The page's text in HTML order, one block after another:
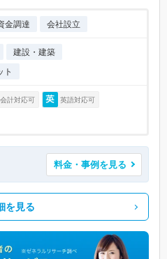
金調達 会社設立
建設・建築
ト
計対応可 英語対応可
料金・事例を見る
を見る